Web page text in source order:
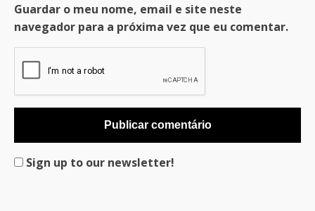
Guardar o meu nome, email e site neste
navegador para a próxima vez que eu comentar.
Sign up to our newsletter!